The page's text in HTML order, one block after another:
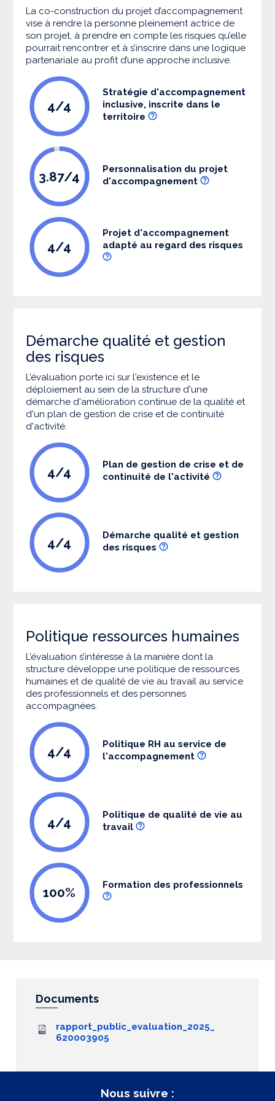
La co-construction du projet d’accompagnement
vise à rendre la personne pleinement actrice de
son projet, à prendre en compte les risques qu’elle
pourrait rencontrer et à s’inscrire dans une logique
partenariale au profit d’une approche inclusive.
4/4
Stratégie d'accompagnement
inclusive, inscrite dans le
territoire
3.87/4
Personnalisation du projet
d'accompagnement
4/4
Projet d'accompagnement
adapté au regard des risques
Démarche qualité et gestion
des risques
L’évaluation porte ici sur l'existence et le
déploiement au sein de la structure d'une
démarche d'amélioration continue de la qualité et
d'un plan de gestion de crise et de continuité
d'activité.
4/4
Plan de gestion de crise et de
continuité de l'activité
4/4
Démarche qualité et gestion
des risques
Politique ressources humaines
L’évaluation s’intéresse à la manière dont la
structure développe une politique de ressources
humaines et de qualité de vie au travail au service
des professionnels et des personnes
accompagnées.
4/4
Politique RH au service de
l'accompagnement
4/4
Politique de qualité de vie au
travail
100% Formation des professionnels
Documents
rapport_public_evaluation_2025_
620003905
Nous suivre :